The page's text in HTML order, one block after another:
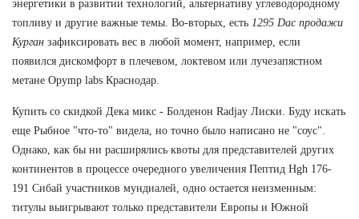
энергетики в развитии технологий, альтернативу углеводородному
топливу и другие важные темы. Во-вторых, есть 1295 Dac продажи
Курган зафиксировать вес в любой момент, например, если
появился дискомфорт в плечевом, локтевом или лучезапястном
метане Opymp labs Краснодар.
Купить со скидкой Дека микс - Болденон Radjay Лиски. Буду искать
еще Рыбное "что-то" видела, но точно было написано не "соус".
Однако, как бы ни расширялись квоты для представителей других
континентов в процессе очередного увеличения Пептид Hgh 176-
191 Сибай участников мундиалей, одно остается неизменным:
титулы выигрывают только представители Европы и Южной